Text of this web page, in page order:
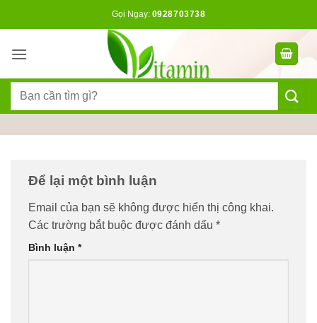
dung
Gọi Ngay: 0928703738
Tìm
Để lại một bình luận
Email của bạn sẽ không được hiển thị công khai.
Các trường bắt buộc được đánh dấu *
Bình luận *